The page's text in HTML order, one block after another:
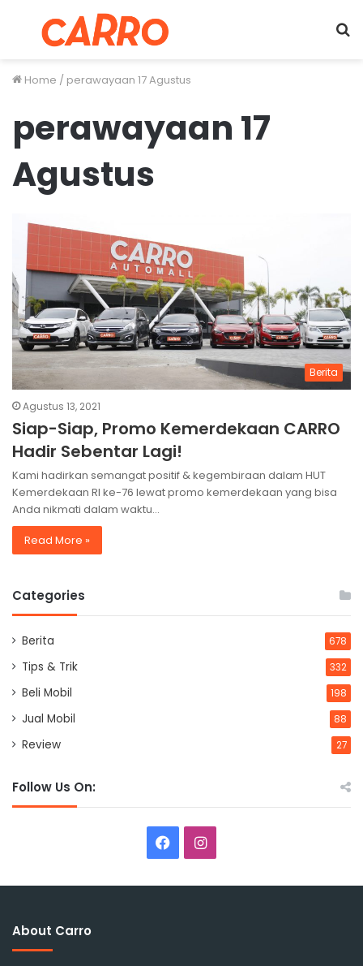
Menu
Home / perawayaan 17 Agustus
perawayaan 17
Agustus
Berita
Agustus 13, 2021
Siap-Siap, Promo Kemerdekaan CARRO
Hadir Sebentar Lagi!
Kami hadirkan semangat positif & kegembiraan dalam HUT
Kemerdekaan RI ke-76 lewat promo kemerdekaan yang bisa
Anda nikmati dalam waktu…
Read More »
Categories
Berita 678
Tips & Trik 332
Beli Mobil 198
Jual Mobil 88
Review 27
Follow Us On:
FacebookInstagram
About Carro